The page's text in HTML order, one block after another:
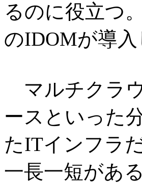
るのに役立つ
のIDOMが導
マルチクラ
ースといった
たITインフラ
一長一短があ